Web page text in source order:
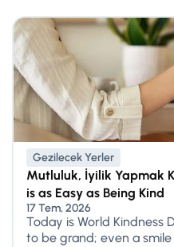
Gezilecek Yerler
Mutluluk, İyilik Yapmak
is as Easy as Being Kind
17 Tem, 2026
Today is World Kindness
to be grand; even a smile